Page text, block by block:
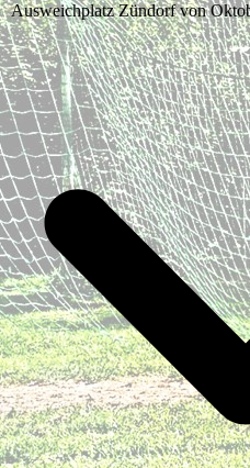
Ausweichplatz Zündorf von